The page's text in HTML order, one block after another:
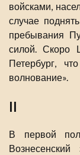
войсками,
случае
пребывания
силой. Скоро
Петербург,
волнование».
II
В первой